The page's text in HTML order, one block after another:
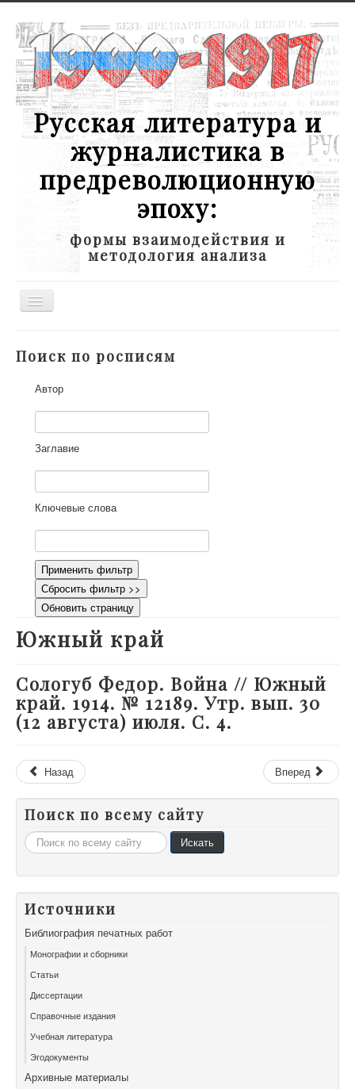
Русская литература и
журналистика в
предреволюционную
эпоху:
формы взаимодействия и
методология анализа
Toggle
Участники
Научная работа
Как работать с сайтом
Контакты
Поиск по росписям
Автор
Заглавие
Ключевые слова
Применить фильтр
Сбросить фильтр >>
Обновить страницу
Южный край
Сологуб Федор. Война // Южный
край. 1914. № 12189. Утр. вып. 30
(12 августа) июля. С. 4.
Назад Вперед
Поиск по всему сайту
Искать... Искать
Источники
Библиография печатных работ
Монографии и сборники
Статьи
Диссертации
Справочные издания
Учебная литература
Эгодокументы
Архивные материалы